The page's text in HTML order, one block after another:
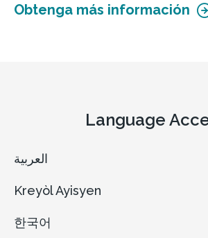
Obtenga más información
Language
Kreyòl Ayisyen
한국어